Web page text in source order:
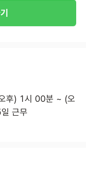
후) 1시 00분 ~ (오
근무